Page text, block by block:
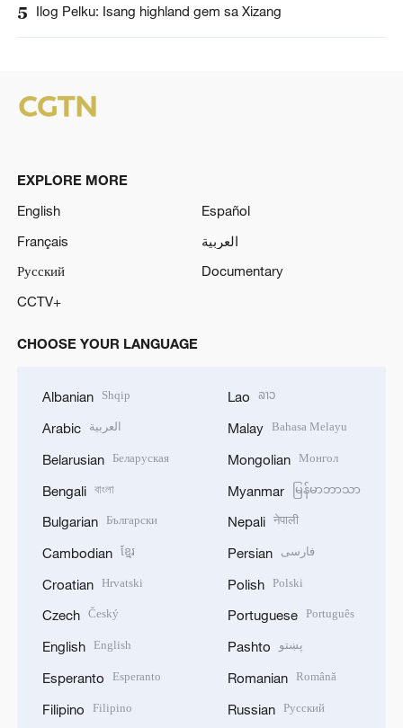
5 Ilog Pelku: Isang highland gem sa Xizang
EXPLORE MORE
English
Español
Français
العربية
Русский
Documentary
CCTV+
CHOOSE YOUR LANGUAGE
Albanian Shqip
Arabic العربية
Belarusian Беларуская
Bengali বাংলা
Bulgarian Български
Cambodian ខ្មែរ
Croatian Hrvatski
Czech Český
English English
Esperanto Esperanto
Filipino Filipino
Lao ລາວ
Malay Bahasa Melayu
Mongolian Монгол
Myanmar မြန်မာဘာသာ
Nepali नेपाली
Persian فارسی
Polish Polski
Portuguese Português
Pashto پښتو
Romanian Română
Russian Русский